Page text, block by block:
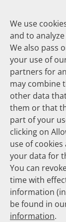
Research
Number
News
Dates
We use
and to
We also pass
your use of
partners for
may combine
other data
them or that
part of your
clicking on
use of
your data for
You can
time with
information
be found in
information.